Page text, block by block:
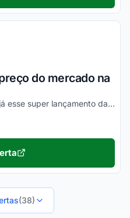
do mercado na
Ative seu desconto e garanta já esse super lançamento da Apple com o menor valor. Pode pesquisar!
(38)